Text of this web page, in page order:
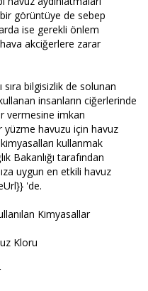
görüntüye de sebep
ise gerekli önlem
akciğerlere zarar
sıra bilgisizlik de solunan
insanların ciğerlerinde
vermesine imkan
yüzme havuzu için havuz
kimyasalları kullanmak
Bakanlığı tarafından
uygun en etkili havuz
'de.
Kimyasallar
Kloru